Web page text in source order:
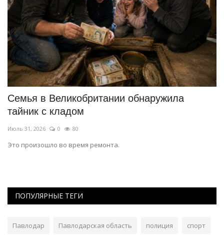
Семья в Великобритании обнаружила
тайник с кладом
Июль 31, 2026 0 80
Это произошло во время ремонта.
ПОПУЛЯРНЫЕ ТЕГИ
Павлодар Павлодарская область полиция спорт